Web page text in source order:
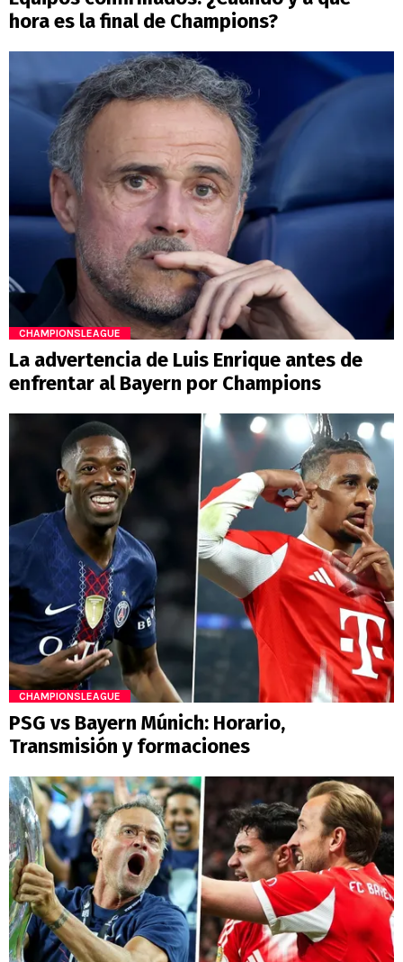
hora es la final de Champions?
CHAMPIONSLEAGUE
La advertencia de Luis Enrique antes de
enfrentar al Bayern por Champions
CHAMPIONSLEAGUE
PSG vs Bayern Múnich: Horario,
Transmisión y formaciones